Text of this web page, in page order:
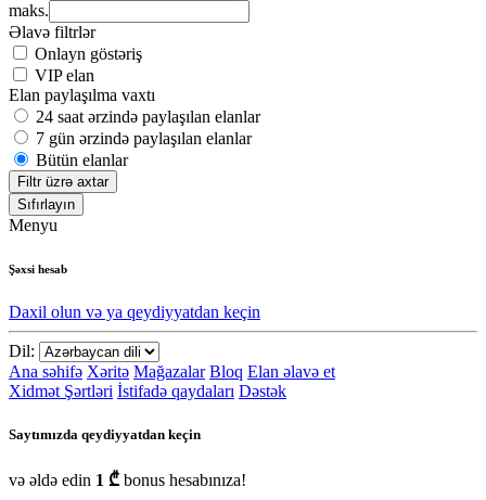
maks.
Əlavə filtrlər
Onlayn göstəriş
VIP elan
Elan paylaşılma vaxtı
24 saat ərzində paylaşılan elanlar
7 gün ərzində paylaşılan elanlar
Bütün elanlar
Filtr üzrə axtar
Sıfırlayın
Menyu
Şəxsi hesab
Daxil olun və ya qeydiyyatdan keçin
Dil:
Ana səhifə Xəritə Mağazalar Bloq Elan əlavə et
Xidmət Şərtləri İstifadə qaydaları Dəstək
Saytımızda qeydiyyatdan keçin
və əldə edin 1 ₾ bonus hesabınıza!